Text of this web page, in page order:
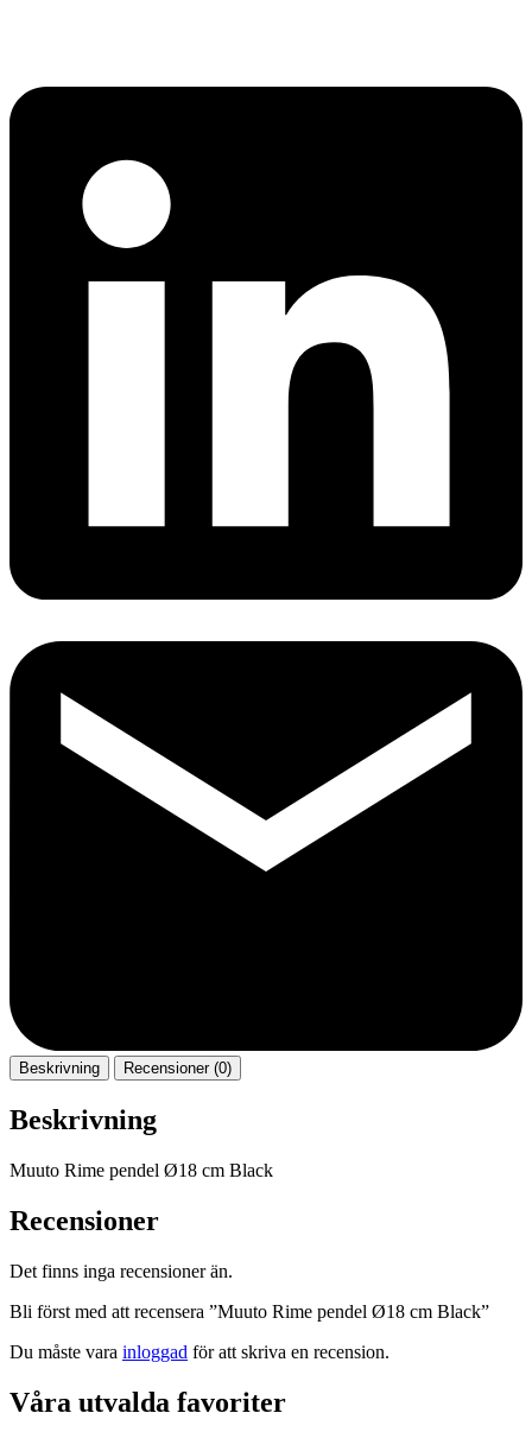
Beskrivning Recensioner (0)
Beskrivning
Muuto Rime pendel Ø18 cm Black
Recensioner
Det finns inga recensioner än.
Bli först med att recensera ”Muuto Rime pendel Ø18 cm Black”
Du måste vara inloggad för att skriva en recension.
Våra utvalda favoriter